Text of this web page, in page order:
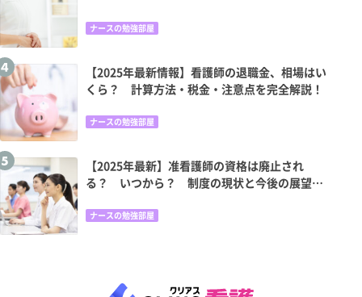
ナースの勉強部屋
【2025年最新情報】看護師の退職金、相場はい
くら？ 計算方法・税金・注意点を完全解説！
ナースの勉強部屋
【2025年最新】准看護師の資格は廃止され
る？ いつから？ 制度の現状と今後の展望、
ナースの勉強部屋